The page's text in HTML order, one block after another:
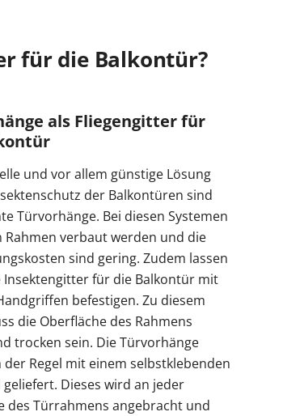
für die Balkontür?
als Fliegengitter für
und vor allem günstige Lösung
der Balkontüren sind
Türvorhänge. Bei diesen Systemen
Rahmen verbaut werden und die
sind gering. Zudem lassen
Insektengitter für die Balkontür mit
befestigen. Zu diesem
die Oberfläche des Rahmens
trocken sein. Die Türvorhänge
Regel mit einem selbstklebenden
Dieses wird an jeder
des Türrahmens angebracht und